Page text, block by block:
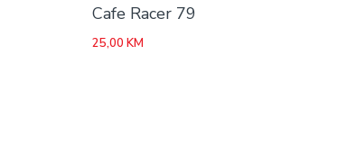
Cafe Racer 79
25,00 KM